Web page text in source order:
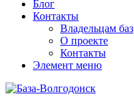
Блог
Контакты
Владельцам баз
О проекте
Контакты
Элемент меню